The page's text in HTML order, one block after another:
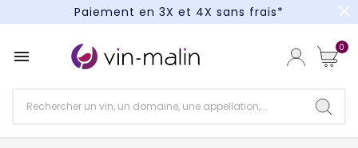
Paiement en 3X et 4X sans frais*
Paiement en 3X et 4X sans frais*
close
 0